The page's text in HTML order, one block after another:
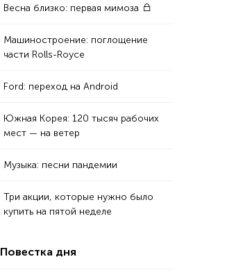
Весна близко: первая мимоза
Машиностроение: поглощение
части Rolls-Royce
Ford: переход на Android
Южная Корея: 120 тысяч рабочих
мест — на ветер
Музыка: песни пандемии
Три акции, которые нужно было
купить на пятой неделе
Повестка дня